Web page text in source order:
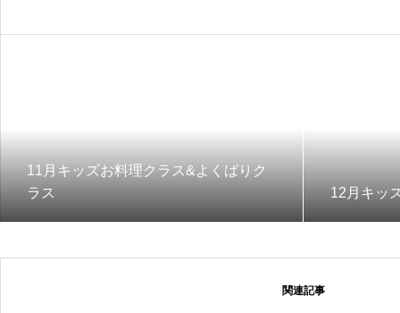
11月キッズお料理クラス&よくばりク
ラス
12月キッ
関連記事